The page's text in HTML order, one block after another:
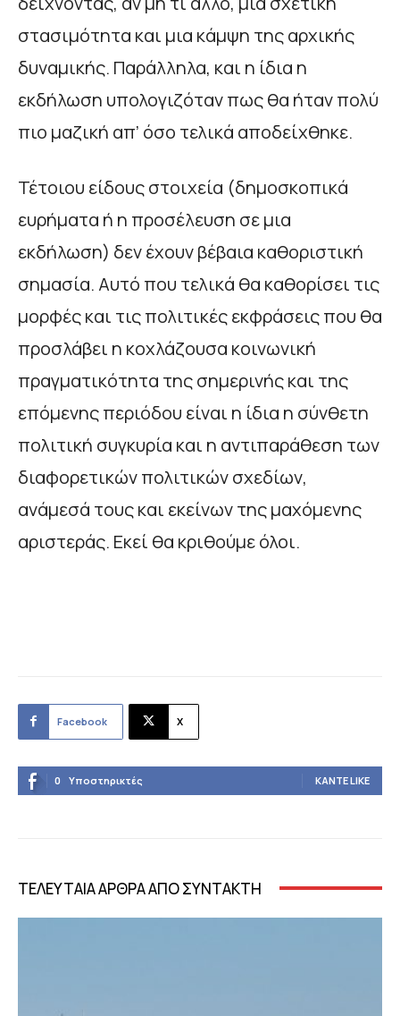
στασιμότητα και μια κάμψη της αρχικής
δυναμικής. Παράλληλα, και η ίδια η
εκδήλωση υπολογιζόταν πως θα ήταν πολύ
πιο μαζική απ’ όσο τελικά αποδείχθηκε.
Τέτοιου είδους στοιχεία (δημοσκοπικά
ευρήματα ή η προσέλευση σε μια
εκδήλωση) δεν έχουν βέβαια καθοριστική
σημασία. Αυτό που τελικά θα καθορίσει τις
μορφές και τις πολιτικές εκφράσεις που θα
προσλάβει η κοχλάζουσα κοινωνική
πραγματικότητα της σημερινής και της
επόμενης περιόδου είναι η ίδια η σύνθετη
πολιτική συγκυρία και η αντιπαράθεση των
διαφορετικών πολιτικών σχεδίων,
ανάμεσά τους και εκείνων της μαχόμενης
αριστεράς. Εκεί θα κριθούμε όλοι.
Facebook X
0 Υποστηρικτές ΚΆΝΤΕ LIKE
ΤΕΛΕΥΤΑΙΑ ΑΡΘΡΑ ΑΠΟ ΣΥΝΤΑΚΤΗ